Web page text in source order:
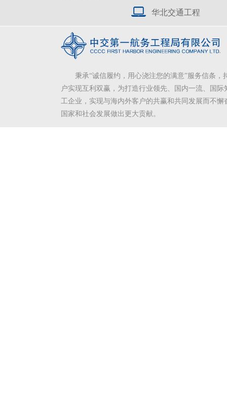
华北交通工程
秉承“诚信履约，用心浇注您的满意”服务信条，
户实现互利双赢，为打造行业领先、国内一流、国际
工企业，实现与海内外客户的共赢和共同发展而不懈
国家和社会发展做出更大贡献。